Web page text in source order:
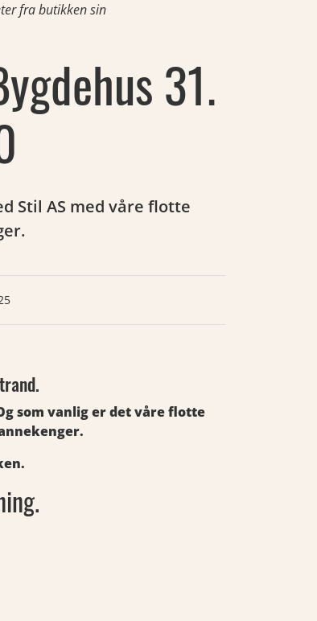
fra butikken sin
31.
Stil AS med våre flotte
som vanlig er det våre flotte